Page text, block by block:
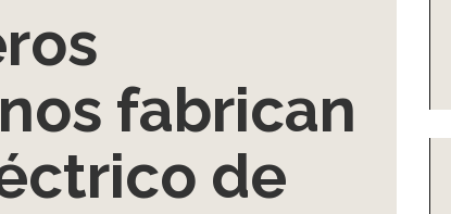
fabrican
de